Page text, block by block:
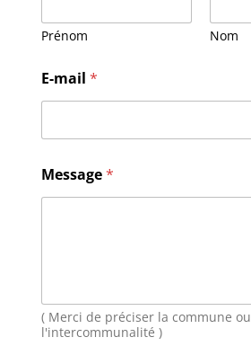
Prénom Nom
e
s
a
e
E
-
o
m
E-mail *
Message*
( Merci de préciser la commune ou
l'intercommunalité )